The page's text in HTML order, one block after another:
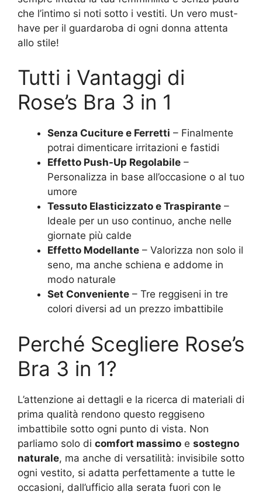
che l’intimo si noti sotto i vestiti. Un vero must-
have per il guardaroba di ogni donna attenta
allo stile!
Tutti i Vantaggi di
Rose’s Bra 3 in 1
Senza Cuciture e Ferretti – Finalmente
potrai dimenticare irritazioni e fastidi
Effetto Push-Up Regolabile –
Personalizza in base all’occasione o al tuo
umore
Tessuto Elasticizzato e Traspirante –
Ideale per un uso continuo, anche nelle
giornate più calde
Effetto Modellante – Valorizza non solo il
seno, ma anche schiena e addome in
modo naturale
Set Conveniente – Tre reggiseni in tre
colori diversi ad un prezzo imbattibile
Perché Scegliere Rose’s
Bra 3 in 1?
L’attenzione ai dettagli e la ricerca di materiali di
prima qualità rendono questo reggiseno
imbattibile sotto ogni punto di vista. Non
parliamo solo di comfort massimo e sostegno
naturale, ma anche di versatilità: invisibile sotto
ogni vestito, si adatta perfettamente a tutte le
occasioni, dall’ufficio alla serata fuori con le